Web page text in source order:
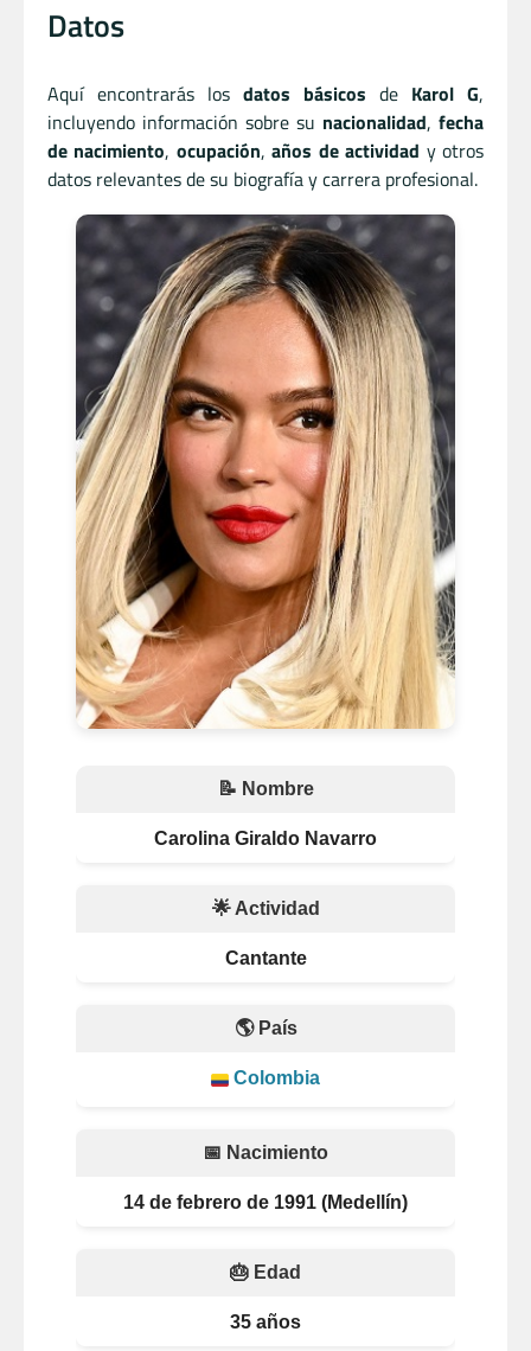
Datos
Aquí encontrarás los datos básicos de Karol G,
incluyendo información sobre su nacionalidad, fecha
de nacimiento, ocupación,años de actividad y otros
datos relevantes de su biografía y carrera profesional.
📝 Nombre
Carolina Giraldo Navarro
🌟 Actividad
Cantante
🌎 País
Colombia
📅 Nacimiento
14 de febrero de 1991 (Medellín)
🎂 Edad
35 años